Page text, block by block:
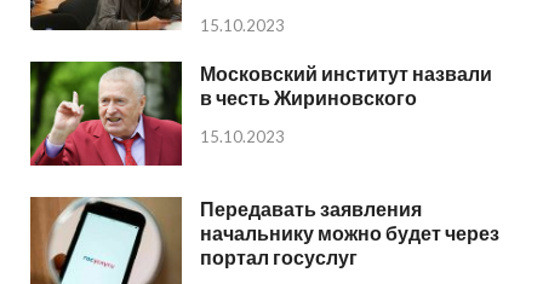
15.10.2023
Московский институт назвали
в честь Жириновского
15.10.2023
Передавать заявления
начальнику можно будет через
портал госуслуг